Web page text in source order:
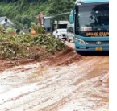
định thu hồi
chữa bệnh
viện đa